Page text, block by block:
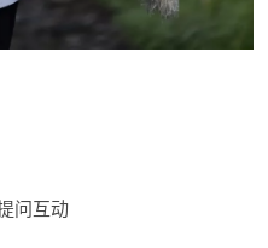
问互动